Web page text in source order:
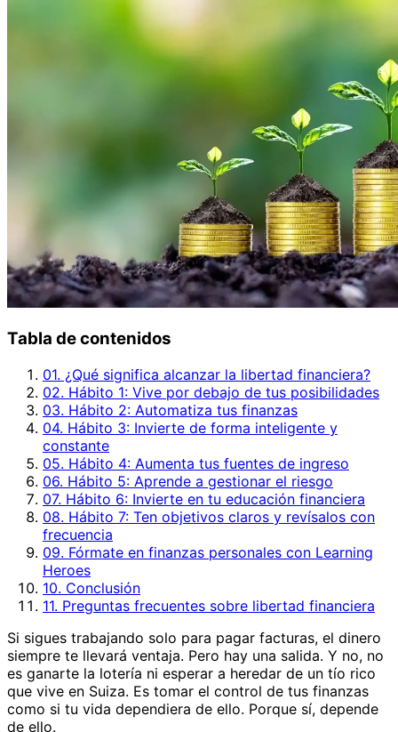
Tabla de contenidos
01. ¿Qué significa alcanzar la libertad financiera?
02. Hábito 1: Vive por debajo de tus posibilidades
03. Hábito 2: Automatiza tus finanzas
04. Hábito 3: Invierte de forma inteligente y
constante
05. Hábito 4: Aumenta tus fuentes de ingreso
06. Hábito 5: Aprende a gestionar el riesgo
07. Hábito 6: Invierte en tu educación financiera
08. Hábito 7: Ten objetivos claros y revísalos con
frecuencia
09. Fórmate en finanzas personales con Learning
Heroes
10. Conclusión
11. Preguntas frecuentes sobre libertad financiera
Si sigues trabajando solo para pagar facturas, el dinero
siempre te llevará ventaja. Pero hay una salida. Y no, no
es ganarte la lotería ni esperar a heredar de un tío rico
que vive en Suiza. Es tomar el control de tus finanzas
como si tu vida dependiera de ello. Porque sí, depende
de ello.